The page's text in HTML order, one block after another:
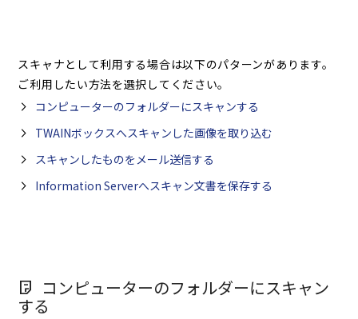
スキャナとして利用する場合は以下のパターンがあります。
ご利用したい方法を選択してください。
コンピューターのフォルダーにスキャンする
TWAINボックスへスキャンした画像を取り込む
スキャンしたものをメール送信する
Information Serverへスキャン文書を保存する
コンピューターのフォルダーにスキャン
する